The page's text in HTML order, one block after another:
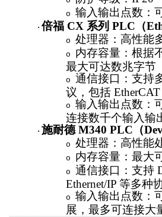
o 输入输出点数：
· 倍福 CX 系列 PLC（
o 处理器：高性能
o 内存容量：根据
最大可达数兆字节
o 通信接口：支持
议，包括 EtherCAT
o 输入输出点数：
连接数千个输入输
· 施耐德M340 PLC（
o 处理器：高性能
o 内存容量：最大
o 通信接口：支持
Ethernet/IP 等多种
o 输入输出点数：
展，最多可连接大